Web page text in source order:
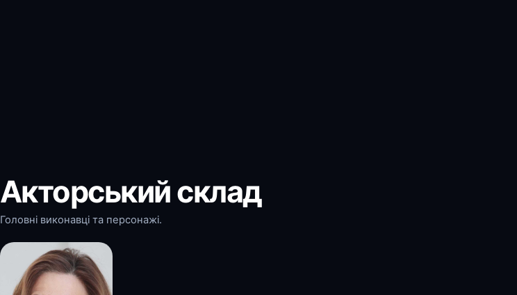
Акторський склад
Головні виконавці та персонажі.